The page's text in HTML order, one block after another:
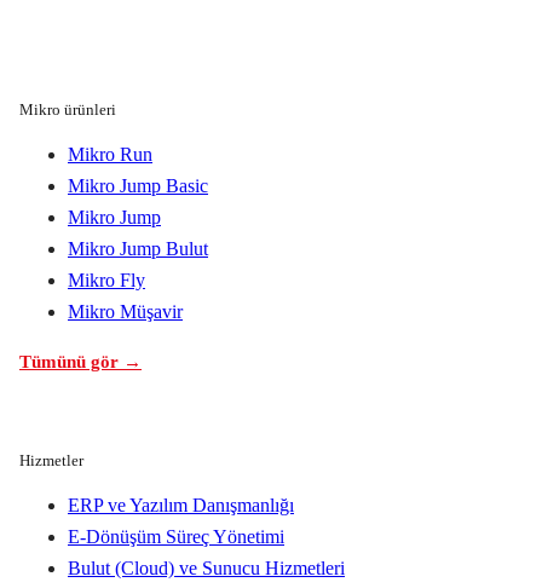
Mikro ürünleri
Mikro Run
Mikro Jump Basic
Mikro Jump
Mikro Jump Bulut
Mikro Fly
Mikro Müşavir
Tümünü gör →
Hizmetler
ERP ve Yazılım Danışmanlığı
E-Dönüşüm Süreç Yönetimi
Bulut (Cloud) ve Sunucu Hizmetleri